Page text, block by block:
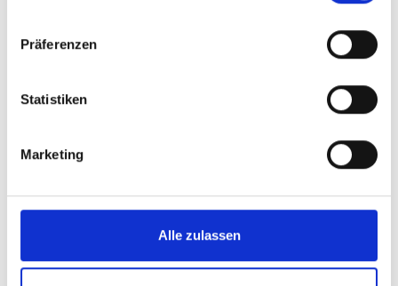
Präferenzen
Statistiken
Marketing
Alle zulassen